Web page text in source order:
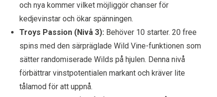
och nya kommer vilket möjliggör chanser för
kedjevinstar och ökar spänningen.
Troys Passion (Nivå 3): Behöver 10 starter. 20 free
spins med den särpräglade Wild Vine-funktionen som
sätter randomiserade Wilds på hjulen. Denna nivå
förbättrar vinstpotentialen markant och kräver lite
tålamod för att uppnå.